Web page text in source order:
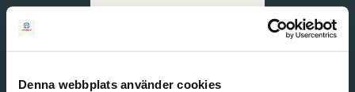
Denna webbplats använder cookies
English
Svenska